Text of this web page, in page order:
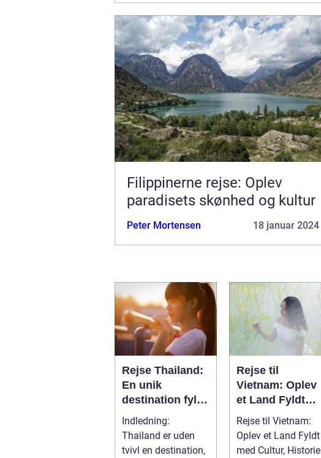
Filippinerne rejse: Oplev
paradisets skønhed og kultur
Peter Mortensen 18 januar 2024
Rejse Thailand:
En unik
destination fyldt
med kultur,
skønhed og
eventyr
Indledning:
Thailand er uden
tvivl en destination,
Rejse til
Vietnam: Oplev
et Land Fyldt
med Kultur,
Historie og
Eventyr
Rejse til Vietnam:
Oplev et Land Fyldt
med Cultur, Historie